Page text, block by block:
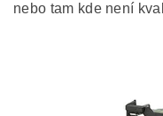
nebo tam kde není